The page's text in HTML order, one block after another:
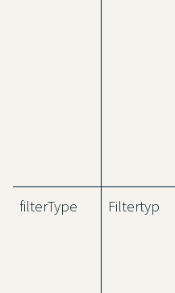
filterType Filtertyp